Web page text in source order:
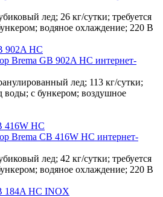
лед; 26 кг/сутки; требуется
водяное охлаждение; 220 В
902A HC
лед; 113 кг/сутки;
воды; с бункером; воздушное
416W HC
лед; 42 кг/сутки; требуется
водяное охлаждение; 220 В
184A HC INOX